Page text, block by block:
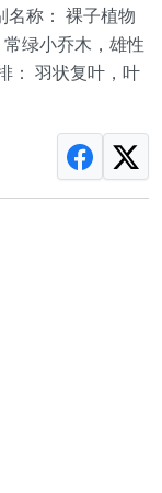
名称： 裸子植物
绿小乔木，雄性
： 羽状复叶，叶